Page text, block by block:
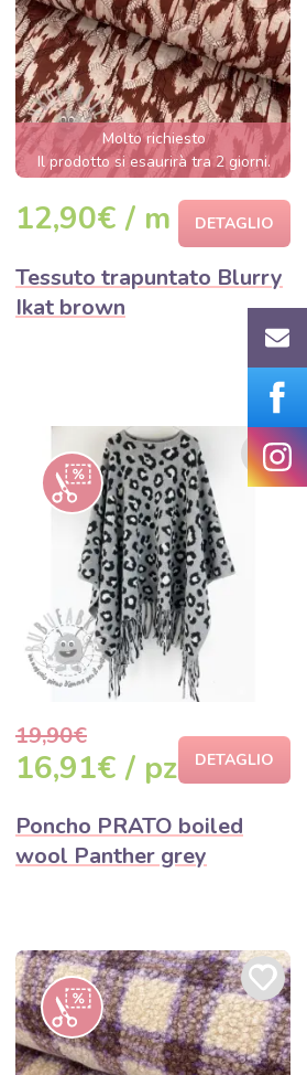
Molto richiesto
Il prodotto si esaurirà tra 2 giorni.
12,90€ / m DETAGLIO
Tessuto trapuntato Blurry
Ikat brown
19,90€
16,91€ / pz DETAGLIO
Poncho PRATO boiled
wool Panther grey